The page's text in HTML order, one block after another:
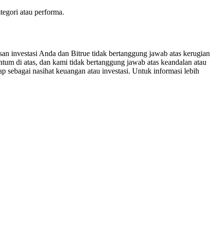
atau performa.
investasi Anda dan Bitrue tidak bertanggung jawab atas kerugian
di atas, dan kami tidak bertanggung jawab atas keandalan atau
nasihat keuangan atau investasi. Untuk informasi lebih